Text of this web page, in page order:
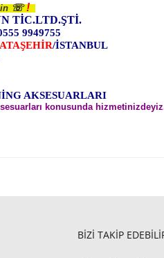
☏ !
TİC.LTD.ŞTİ.
9949755
ATAŞEHİR/İSTANBUL
AKSESUARLARI
konusunda
BİZİ TAKİP